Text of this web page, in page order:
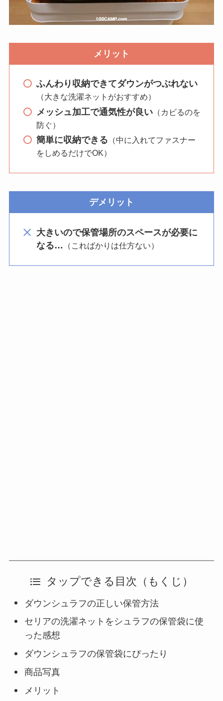
メリット
ふんわり収納できてダウンがつぶれない
（大きな洗濯ネットがおすすめ）
メッシュ加工で通気性が良い（カビるのを
防ぐ）
簡単に収納できる （中に入れてファスナー
をしめるだけでOK）
デメリット
大きいので保管場所のスペースが必要に
なる… （こればかりは仕方ない）
タップできる目次（もくじ）
ダウンシュラフの正しい保管方法
セリアの洗濯ネットをシュラフの保管袋に使
った感想
ダウンシュラフの保管袋にぴったり
商品写真
メリット